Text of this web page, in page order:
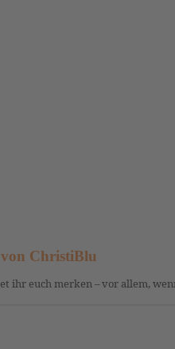
von ChristiBlu
ihr euch merken – vor allem,